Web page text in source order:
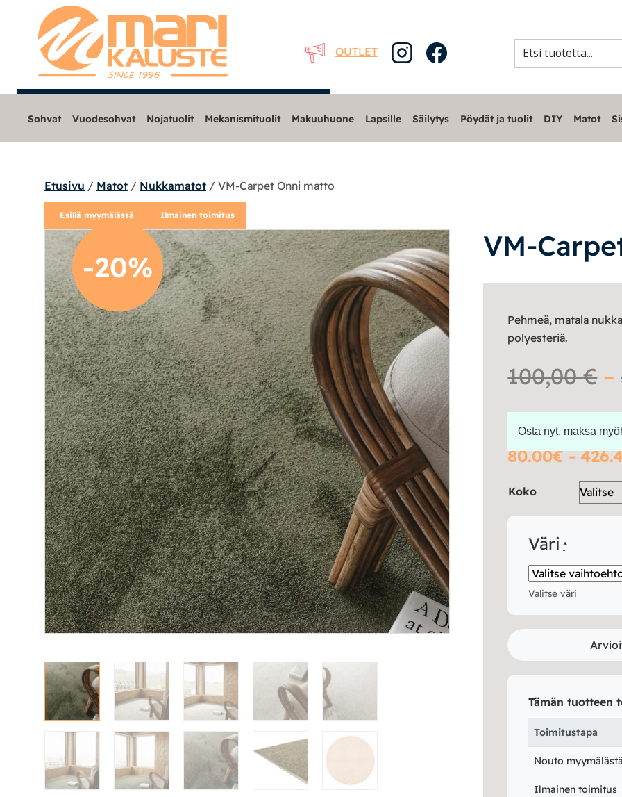
OUTLET
Sohvat
Nojatuolit
Mekanismituolit
Makuuhuone
Pöydät ja tuolit
Säilytys
Työpöydät ja työtuolit
Matot
VM-Carpet
Villamatot
Sileäksi kudotut matot
Pyöreät matot
Lyhytnukkaiset matot
Kylpyhuoneen matot
Ulkokalusteet
Valaisimet
Senioreille
Sohvat Vuodesohvat Nojatuolit Mekanismituolit Makuuhuone Lapsille Säilytys Pöydät ja tuolit DIY Matot
Etusivu / Matot / Nukkamatot / VM-Carpet Onni matto
Esillä myymälässä Ilmainen toimitus
-20%
VM-
Pehmeä, matala
polyesteriä.
100,00€ –
Osta nyt, maksa
80.00€ -
Koko
Väri *
Valitse väri
Tämän tuotteen
Toimitustapa
Nouto
Ilmainen toimitus